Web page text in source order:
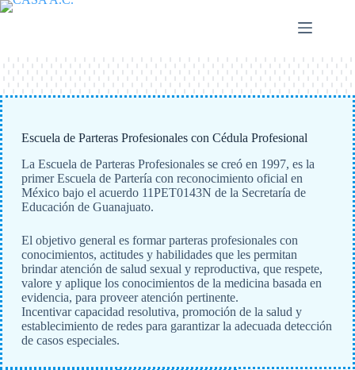
Saltar
Escuela de Parteras Profesionales con Cédula Profesional
La Escuela de Parteras Profesionales se creó en 1997, es la
primer Escuela de Partería con reconocimiento oficial en
México bajo el acuerdo 11PET0143N de la Secretaría de
Educación de Guanajuato.
El objetivo general es formar parteras profesionales con
conocimientos, actitudes y habilidades que les permitan
brindar atención de salud sexual y reproductiva, que respete,
valore y aplique los conocimientos de la medicina basada en
evidencia, para proveer atención pertinente.
Incentivar capacidad resolutiva, promoción de la salud y
establecimiento de redes para garantizar la adecuada detección
de casos especiales.